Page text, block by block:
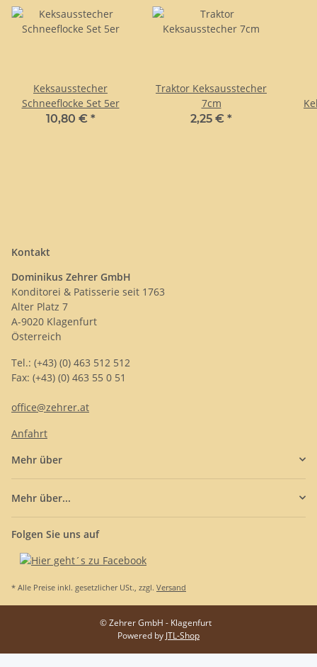
Keksausstecher
Schneeflocke Set 5er
10,80 € *
Traktor Keksausstecher
7cm
2,25 € *
Kontakt
Dominikus Zehrer GmbH
Konditorei & Patisserie seit 1763
Alter Platz 7
A-9020 Klagenfurt
Österreich
Tel.: (+43) (0) 463 512 512
Fax: (+43) (0) 463 55 0 51
office@zehrer.at
Anfahrt
Mehr über
Mehr über...
Folgen Sie uns auf
* Alle Preise inkl. gesetzlicher USt., zzgl. Versand
© Zehrer GmbH - Klagenfurt
Powered by JTL-Shop